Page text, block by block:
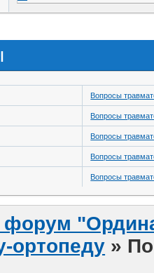
Вопросы
Вопросы
Вопросы
Вопросы
Вопросы
ортопеду »